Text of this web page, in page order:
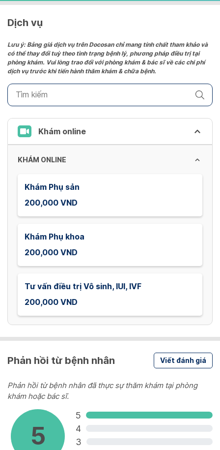
Dịch vụ
Lưu ý: Bảng giá dịch vụ trên Docosan chỉ mang tính chất tham khảo và
có thể thay đổi tuỳ theo tình trạng bệnh lý, phương pháp điều trị tại
phòng khám. Vui lòng trao đổi với phòng khám & bác sĩ về các chi phí
dịch vụ trước khi tiến hành thăm khám & chữa bệnh.
Khám online
KHÁM ONLINE
Khám Phụ sản
200,000 VND
Khám Phụ khoa
200,000 VND
Tư vấn điều trị Vô sinh, IUI, IVF
200,000 VND
Phản hồi từ bệnh nhân Viết đánh giá
Phản hồi từ bệnh nhân đã thực sự thăm khám tại phòng
khám hoặc bác sĩ.
5
5
4
3